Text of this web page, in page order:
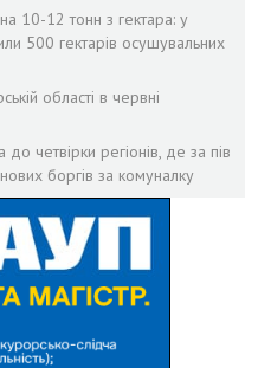
10-12 тонн з гектара: у
500 гектарів осушувальних
області в червні
четвірки регіонів, де за пів
боргів за комуналку